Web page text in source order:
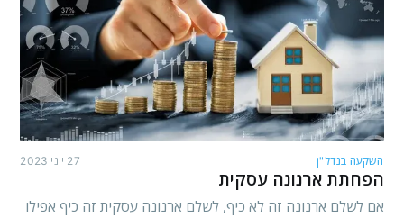
השקעה בנדל"ן 27 יוני 2023
הפחתת ארנונה עסקית
אם לשלם ארנונה זה לא כיף, לשלם ארנונה עסקית זה כיף אפילו